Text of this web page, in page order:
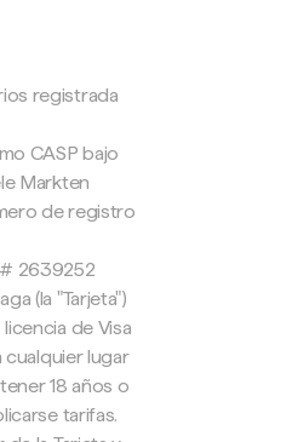
registrada
CASP bajo
Markten
de registro
# 2639252
(la "Tarjeta")
de Visa
cualquier lugar
18 años o
tarifas.